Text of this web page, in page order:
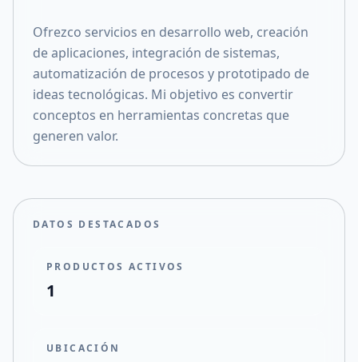
Ofrezco servicios en desarrollo web, creación
de aplicaciones, integración de sistemas,
automatización de procesos y prototipado de
ideas tecnológicas. Mi objetivo es convertir
conceptos en herramientas concretas que
generen valor.
DATOS DESTACADOS
PRODUCTOS ACTIVOS
1
UBICACIÓN